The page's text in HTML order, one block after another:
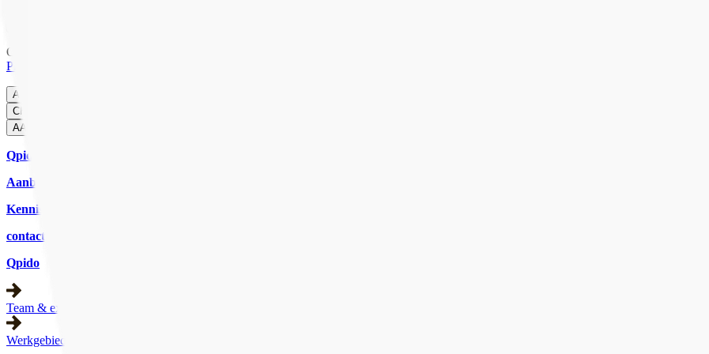
Onze website gebruikt cookies om ervoor te zorgen dat je de beste ervaring krijgt. Door op "Accepteren" te klikken ga je akkoord met ons
Privacybeleid
Accepteren
CHAT MET ONS
AANMELDEN
Qpido
Aanbod
Kennisbank
contact
Qpido
Team & expertise
Werkgebied